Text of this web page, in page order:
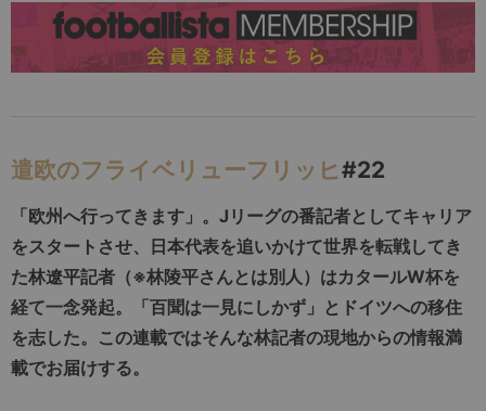
遣欧のフライベリューフリッヒ#22
「欧州へ行ってきます」。Jリーグの番記者としてキャリア
をスタートさせ、日本代表を追いかけて世界を転戦してき
た林遼平記者（※林陵平さんとは別人）はカタールW杯を
経て一念発起。「百聞は一見にしかず」とドイツへの移住
を志した。この連載ではそんな林記者の現地からの情報満
載でお届けする。